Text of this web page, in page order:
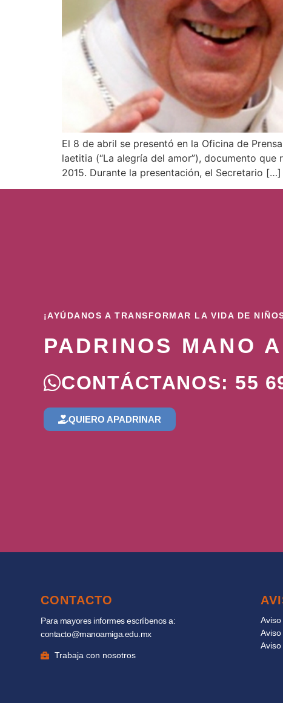
El 8 de abril se presentó en la Oficina de
laetitia (“La alegría del amor”), documento
2015. Durante la presentación, el Secretario […]
¡AYÚDANOS A TRANSFORMAR LA VIDA DE
PADRINOS MANO
CONTÁCTANOS: 55
QUIERO APADRINAR
CONTACTO
Para mayores informes escríbenos a:
contacto@manoamiga.edu.mx
Trabaja con nosotros